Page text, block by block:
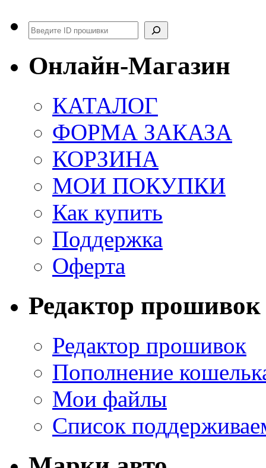
Поиск
Онлайн-Магазин
КАТАЛОГ
ФОРМА ЗАКАЗА
КОРЗИНА
МОИ ПОКУПКИ
Как купить
Поддержка
Оферта
Редактор прошивок
Редактор прошивок
Пополнение
Мои файлы
Список